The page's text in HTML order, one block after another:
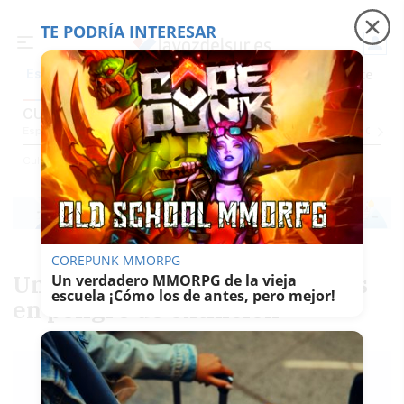
Es noticia Precio luz Padre Coraje Fábrica de botellas
CULTURA
Espectáculos Y ConciertosComunicaciónRoedores De Cultura El
Cultura
Una serie fotográfica de oficios
en peligro de extinción
CLAUDIA GONZÁLEZ
ROMERO
TE PODRÍA INTERESAR
COREPUNK MMORPG
Un verdadero MMORPG de la vieja
escuela ¡Cómo los de antes, pero mejor!